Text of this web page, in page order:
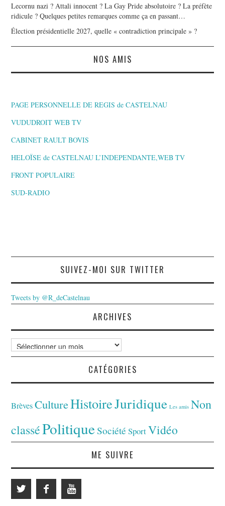
Lecornu nazi ? Attali innocent ? La Gay Pride absolutoire ? La préfète
ridicule ? Quelques petites remarques comme ça en passant…
Élection présidentielle 2027, quelle « contradiction principale » ?
NOS AMIS
PAGE PERSONNELLE DE REGIS de CASTELNAU
VUDUDROIT WEB TV
CABINET RAULT BOVIS
HELOÏSE de CASTELNAU L’INDEPENDANTE,WEB TV
FRONT POPULAIRE
SUD-RADIO
SUIVEZ-MOI SUR TWITTER
Tweets by @R_deCastelnau
ARCHIVES
Archives
CATÉGORIES
Brèves CultureHistoireJuridique Les amis Non
classéPolitiqueSociété SportVidéo
ME SUIVRE